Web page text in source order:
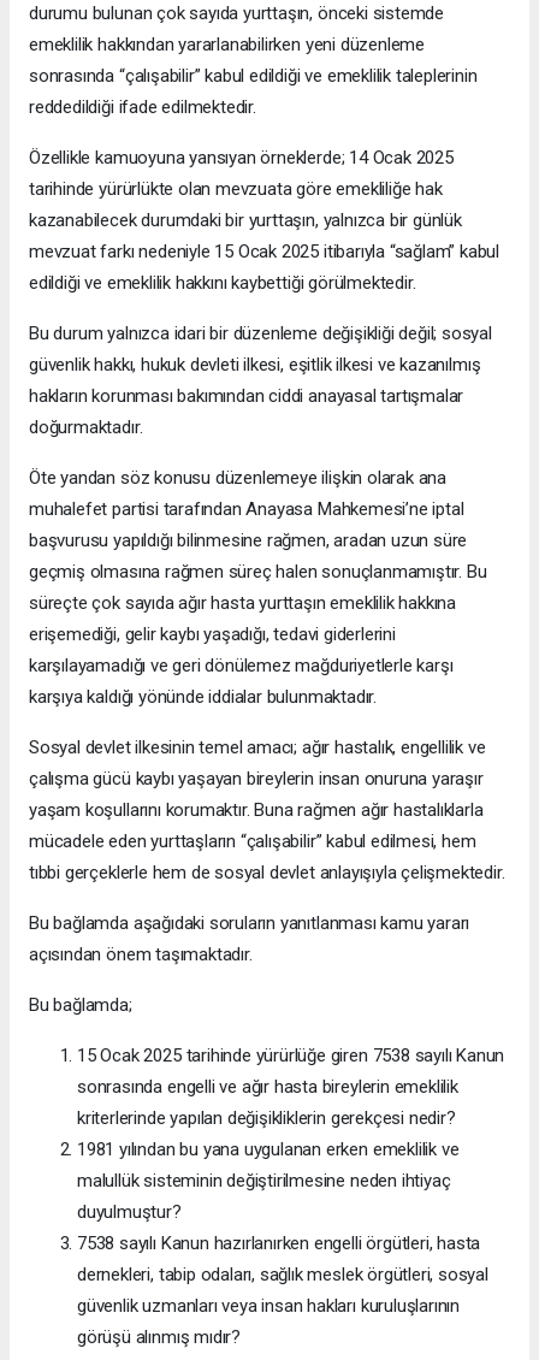
durumu bulunan çok sayıda yurttaşın, önceki sistemde
emeklilik hakkından yararlanabilirken yeni düzenleme
sonrasında “çalışabilir” kabul edildiği ve emeklilik taleplerinin
reddedildiği ifade edilmektedir.
Özellikle kamuoyuna yansıyan örneklerde; 14 Ocak 2025
tarihinde yürürlükte olan mevzuata göre emekliliğe hak
kazanabilecek durumdaki bir yurttaşın, yalnızca bir günlük
mevzuat farkı nedeniyle 15 Ocak 2025 itibarıyla “sağlam” kabul
edildiği ve emeklilik hakkını kaybettiği görülmektedir.
Bu durum yalnızca idari bir düzenleme değişikliği değil; sosyal
güvenlik hakkı, hukuk devleti ilkesi, eşitlik ilkesi ve kazanılmış
hakların korunması bakımından ciddi anayasal tartışmalar
doğurmaktadır.
Öte yandan söz konusu düzenlemeye ilişkin olarak ana
muhalefet partisi tarafından Anayasa Mahkemesi’ne iptal
başvurusu yapıldığı bilinmesine rağmen, aradan uzun süre
geçmiş olmasına rağmen süreç halen sonuçlanmamıştır. Bu
süreçte çok sayıda ağır hasta yurttaşın emeklilik hakkına
erişemediği, gelir kaybı yaşadığı, tedavi giderlerini
karşılayamadığı ve geri dönülemez mağduriyetlerle karşı
karşıya kaldığı yönünde iddialar bulunmaktadır.
Sosyal devlet ilkesinin temel amacı; ağır hastalık, engellilik ve
çalışma gücü kaybı yaşayan bireylerin insan onuruna yaraşır
yaşam koşullarını korumaktır. Buna rağmen ağır hastalıklarla
mücadele eden yurttaşların “çalışabilir” kabul edilmesi, hem
tıbbi gerçeklerle hem de sosyal devlet anlayışıyla çelişmektedir.
Bu bağlamda aşağıdaki soruların yanıtlanması kamu yararı
açısından önem taşımaktadır.
Bu bağlamda;
15 Ocak 2025 tarihinde yürürlüğe giren 7538 sayılı Kanun
sonrasında engelli ve ağır hasta bireylerin emeklilik
kriterlerinde yapılan değişikliklerin gerekçesi nedir?
1981 yılından bu yana uygulanan erken emeklilik ve
malullük sisteminin değiştirilmesine neden ihtiyaç
duyulmuştur?
7538 sayılı Kanun hazırlanırken engelli örgütleri, hasta
dernekleri, tabip odaları, sağlık meslek örgütleri, sosyal
güvenlik uzmanları veya insan hakları kuruluşlarının
görüşü alınmış mıdır?